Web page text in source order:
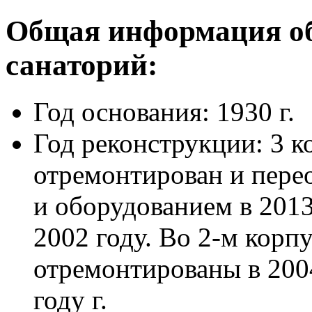
Общая информация
санаторий:
Год основания: 1930 г.
Год реконструкции: 3
отремонтирован и
и оборудованием в
2002 году. Во 2-м
отремонтированы в
году г.